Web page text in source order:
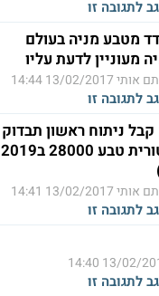
לתגובה זו
מטבע מניה בעולם
מעוניין לדעת עליו
אותי13/02/2017 14:44
לתגובה זו
קבל ניתוח ראשון תבדוק
היסטורית טבע 28000 ב2019
אותי13/02/2017 14:41
לתגובה זו
13/02/2017
לתגובה זו